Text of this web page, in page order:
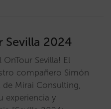
Sevilla 2024
Sevilla! El
compañero Simón
de Mirai Consulting,
experiencia y